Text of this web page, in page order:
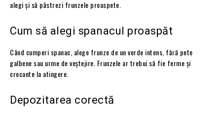
alegi și să păstrezi frunzele proaspete.
Cum să alegi spanacul proaspăt
Când cumperi spanac, alege frunze de un verde intens, fără pete
galbene sau urme de veștejire. Frunzele ar trebui să fie ferme și
crocante la atingere.
Depozitarea corectă